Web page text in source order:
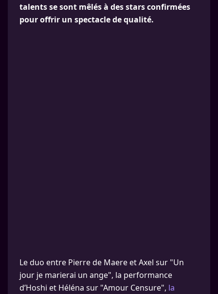
talents se sont mêlés à des stars confirmées
pour offrir un spectacle de qualité.
Le duo entre Pierre de Maere et Axel sur "Un
jour je marierai un ange", la performance
d’Hoshi et Héléna sur "Amour Censure", la